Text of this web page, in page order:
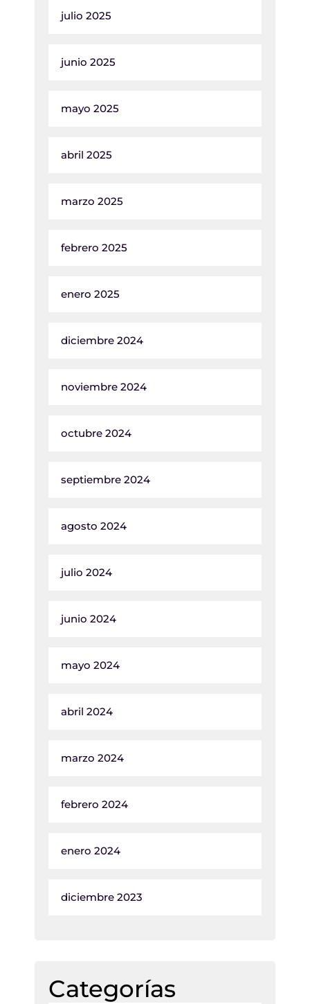
julio 2025
junio 2025
mayo 2025
abril 2025
marzo 2025
febrero 2025
enero 2025
diciembre 2024
noviembre 2024
octubre 2024
septiembre 2024
agosto 2024
julio 2024
junio 2024
mayo 2024
abril 2024
marzo 2024
febrero 2024
enero 2024
diciembre 2023
Categorías